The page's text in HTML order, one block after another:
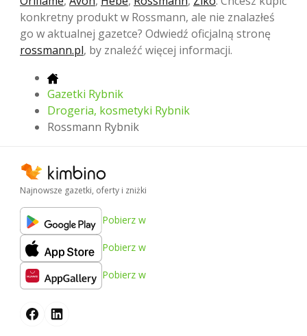
konkretny produkt w Rossmann, ale nie znalazłeś
go w aktualnej gazetce? Odwiedź oficjalną stronę
rossmann.pl, by znaleźć więcej informacji.
Gazetki Rybnik
Drogeria, kosmetyki Rybnik
Rossmann Rybnik
Najnowsze gazetki, oferty i zniżki
Pobierz w
Pobierz w
Pobierz w